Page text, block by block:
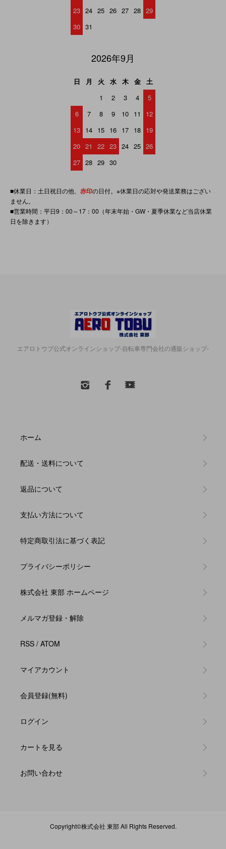
23 24 25 26 27 28 29
30 31
2026年9月
日 月 火 水 木 金
土
1
2 3 4
5
6
7 8 9 10 11
12
13 14 15 16 17 18 19
20 21 22 23 24 25 26
27 28 29 30
■休業日：土日祝日の他、 赤印の日付。※休業日の応対や発送業務はござい
ません。
■営業時間：平日9：00～17：00（年末年始・GW・夏季休業など当店休業
日を除きます）
エアロトウブ公式オンラインショップ-自転車専門会社の通販ショップ-
ホーム
配送・送料について
返品について
支払い方法について
特定商取引法に基づく表記
プライバシーポリシー
株式会社 東部 ホームページ
メルマガ登録・解除
RSS / ATOM
マイアカウント
会員登録(無料)
ログイン
カートを見る
お問い合わせ
Copyright©株式会社 東部All Rights Reserved.